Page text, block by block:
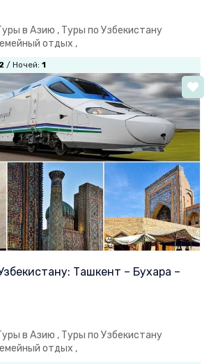
в Азию , Туры по Узбекистану
отдых ,
/ Ночей: 1
Ташкент – Бухара –
в Азию , Туры по Узбекистану
отдых ,